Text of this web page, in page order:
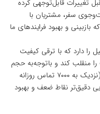
تغییرات قابل‌توجهی کرده
سفر، مشتریان با
و بهبود فرایندهای ما
را دارد که با ترقی کیفیت
منقلب کند و باتوجه‌به حجم
بالای تماس‌های دریافتی در کال‌سنتر (نزدیک به ۷۰۰۰ تماس روزانه
دقیق‌تر نقاط ضعف و بهبود